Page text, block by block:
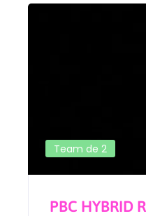
Team de 2
PBC HYBRID